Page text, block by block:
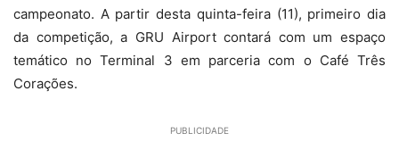
campeonato. A partir desta quinta-feira (11), primeiro dia
da competição, a GRU Airport contará com um espaço
temático no Terminal 3 em parceria com o Café Três
Corações.
PUBLICIDADE